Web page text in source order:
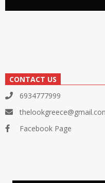
CONTACT US
6934777999
Facebook Page